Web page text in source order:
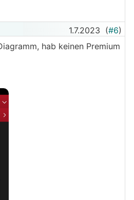
1.7.2023 (#6)
hab keinen Premium